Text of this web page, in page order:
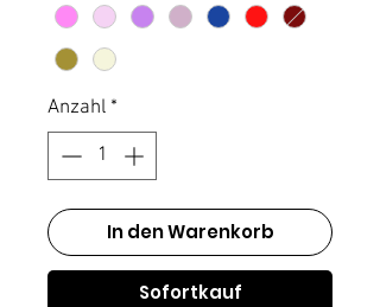
Anzahl *
In den Warenkorb
Sofortkauf